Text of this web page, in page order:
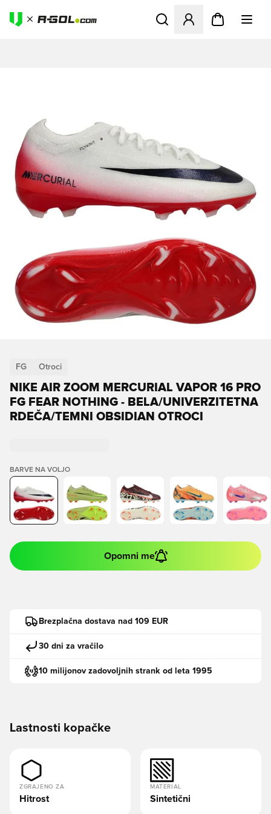
Odpre Modal za prijavo ali
FG Otroci
NIKE AIR ZOOM MERCURIAL VAPOR 16 PRO
FG FEAR NOTHING - BELA/UNIVERZITETNA
RDEČA/TEMNI OBSIDIAN OTROCI
BARVE NA VOLJO
Opomni me
Brezplačna dostava nad 109 EUR
30 dni za vračilo
10 milijonov zadovoljnih strank od leta 1995
Lastnosti kopačke
ZGRAJENO ZA
Hitrost
MATERIAL
Sintetični